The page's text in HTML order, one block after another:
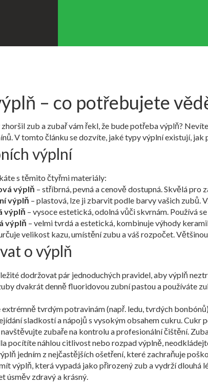
– co potřebujete
zhoršil zub a zubař vám řekl, že bude potřeba výplň?
V tomto článku se dozvíte, jaké typy výplní existují,
výplní
s těmito čtyřmi materiály:
výplň – stříbrná, pevná a cenově dostupná. Skvělá pro
výplň – plastová, lze ji zbarvit podle barvy vašich zubů.
výplň – vysoce estetická, odolná vůči skvrnám. Používá
výplň – velmi tvrdá a estetická, kombinuje výhody
velikost kazu, umístění zubu a váš rozpočet.
o výplň
dodržovat pár jednoduchých pravidel, aby výplň
dvakrát denně fluoridovou zubní pastou a používáte
extrémně tvrdým potravinám (např. ledu, tvrdých
sladkostí a nápojů s vysokým obsahem cukru.
zubaře na kontrolu a profesionální čištění.
pocítíte náhlou citlivost nebo rozpad výplně,
jedním z nejčastějších ošetření, které zachraňuje
výplň, která vypadá jako přirozený zub a vydrží
úsměv zdravý a krásný.